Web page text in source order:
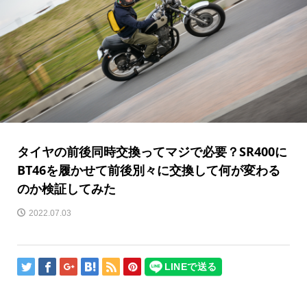
タイヤの前後同時交換ってマジで必要？SR400に
BT46を履かせて前後別々に交換して何が変わる
のか検証してみた
2022.07.03